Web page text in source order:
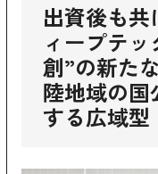
出資後も
ィープテ
創”の新た
陸地域の
する広域型